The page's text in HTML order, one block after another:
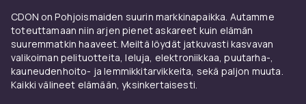
CDON on Pohjoismaiden suurin markkinapaikka. Autamme
toteuttamaan niin arjen pienet askareet kuin elämän
suuremmatkin haaveet. Meiltä löydät jatkuvasti kasvavan
valikoiman pelituotteita, leluja, elektroniikkaa, puutarha-,
kauneudenhoito- ja lemmikkitarvikkeita, sekä paljon muuta.
Kaikki välineet elämään, yksinkertaisesti.